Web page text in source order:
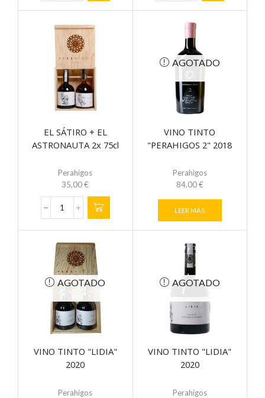
DE
PERAHIGOS”
2016
75cl
x3
caja
cantidad
cantidad
EL SÁTIRO + EL
ASTRONAUTA 2x 75cl
Perahigos
35,00€
EL
EL
ASTRONAUTA
2x
75cl
AGOTADO
VINO TINTO
"PERAHIGOS 2" 2018
Perahigos
84,00€
LEER MÁS
AGOTADO
VINO TINTO "LIDIA"
2020
Perahigos
AGOTADO
VINO TINTO "LIDIA"
2020
Perahigos